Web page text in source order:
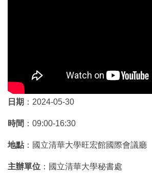
日期 ：2024-05-30
時間 ：09:00-16:30
地點 ：國立清華大學旺宏館國際會議廳
主辦單位 ：國立清華大學秘書處